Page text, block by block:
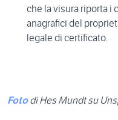
che la visura riporta i
anagrafici del
legale di certificato.
Fotodi Hes Mundt su